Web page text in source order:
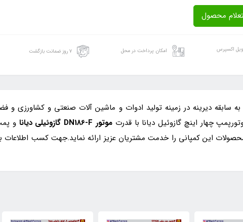
اکسپرس امکان پرداخت در محل ۷ روز ضمانت بازگشت
به سابقه دیرینه در زمینه تولید ادوات و ماشین آلات صنعتی و کشاورزی و
چهار اینچ گازوئیل دیانا با قدرت موتور DN186-F گازوئیلی دیانا
و
این کمپانی را خدمت مشتریان عزیز ارائه نماید.جهت کسب